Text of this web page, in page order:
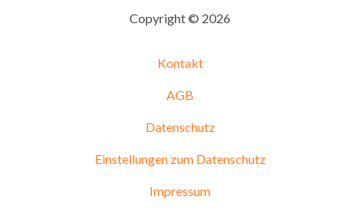
Copyright © 2026
Kontakt
AGB
Datenschutz
Einstellungen zum Datenschutz
Impressum